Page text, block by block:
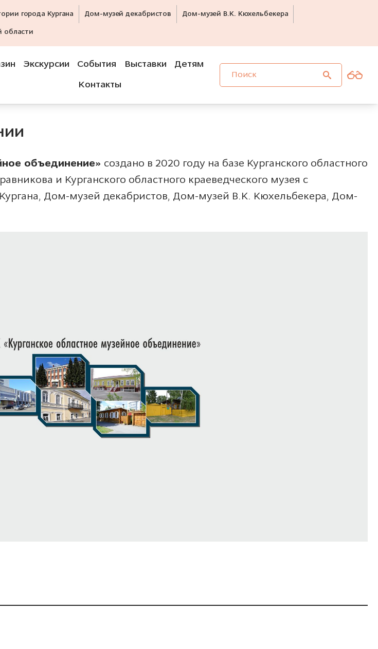
города Кургана Дом-музей декабристов Дом-музей В.К. Кюхельбекера
области
Экскурсии События Выставки Детям
Контакты
объединение» создано в 2020 году на базе Курганского областного
и Курганского областного краеведческого музея с
Дом-музей декабристов, Дом-музей В.К. Кюхельбекера, Дом-